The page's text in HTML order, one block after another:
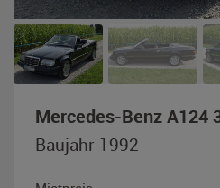
Mercedes-Benz A124
Baujahr 1992